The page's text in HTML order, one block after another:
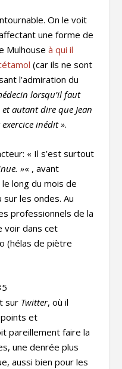
On le voit
une forme de
Mulhouseà qui il
(car ils ne sont
l’admiration du
lorsqu’il faut
autant dire que Jean
inédit ».
« Il s’est surtout
»« , avant
long du mois de
les ondes. Au
professionnels de la
voir dans cet
(hélas de piètre
sur Twitter, où il
et
pareillement faire la
une denrée plus
aussi bien pour les